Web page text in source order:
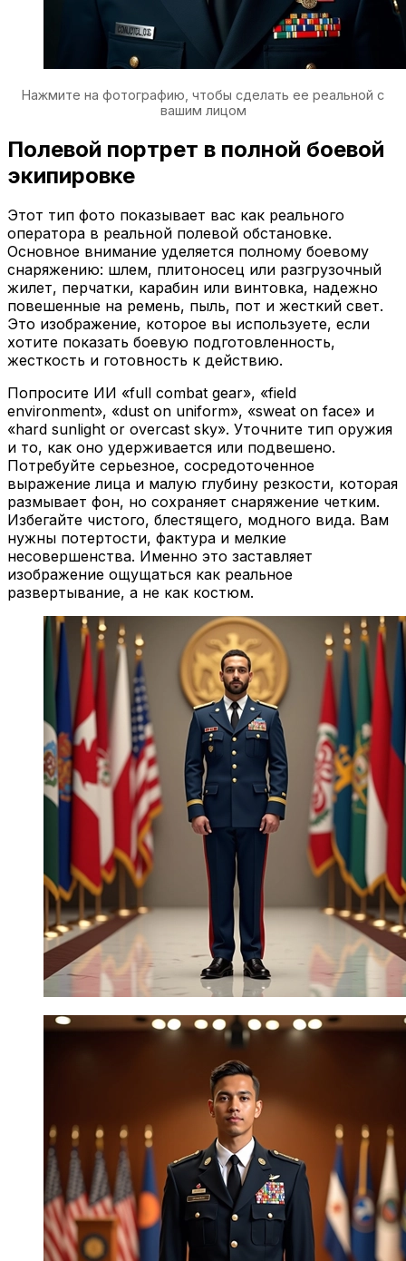
Нажмите на фотографию, чтобы сделать ее реальной с
вашим лицом
Полевой портрет в полной боевой
экипировке
Этот тип фото показывает вас как реального
оператора в реальной полевой обстановке.
Основное внимание уделяется полному боевому
снаряжению: шлем, плитоносец или разгрузочный
жилет, перчатки, карабин или винтовка, надежно
повешенные на ремень, пыль, пот и жесткий свет.
Это изображение, которое вы используете, если
хотите показать боевую подготовленность,
жесткость и готовность к действию.
Попросите ИИ «full combat gear», «field
environment», «dust on uniform», «sweat on face» и
«hard sunlight or overcast sky». Уточните тип оружия
и то, как оно удерживается или подвешено.
Потребуйте серьезное, сосредоточенное
выражение лица и малую глубину резкости, которая
размывает фон, но сохраняет снаряжение четким.
Избегайте чистого, блестящего, модного вида. Вам
нужны потертости, фактура и мелкие
несовершенства. Именно это заставляет
изображение ощущаться как реальное
развертывание, а не как костюм.